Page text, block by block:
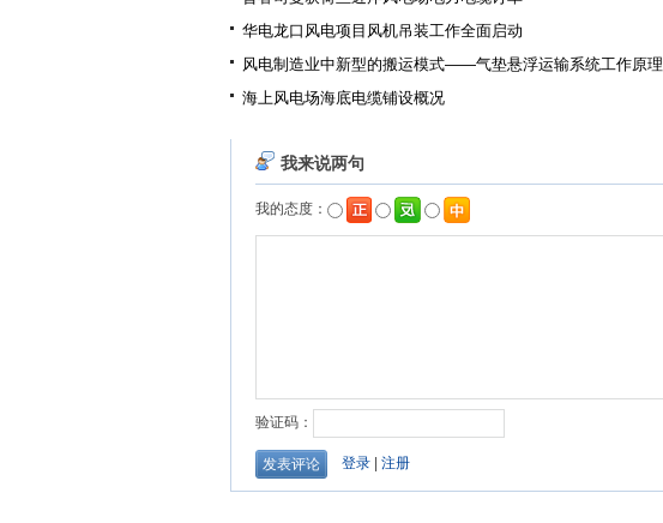
华电龙口风电项目风机吊装工作全面启动
风电制造业中新型的搬运模式——气垫悬浮运输系统工作原理
海上风电场海底电缆铺设概况